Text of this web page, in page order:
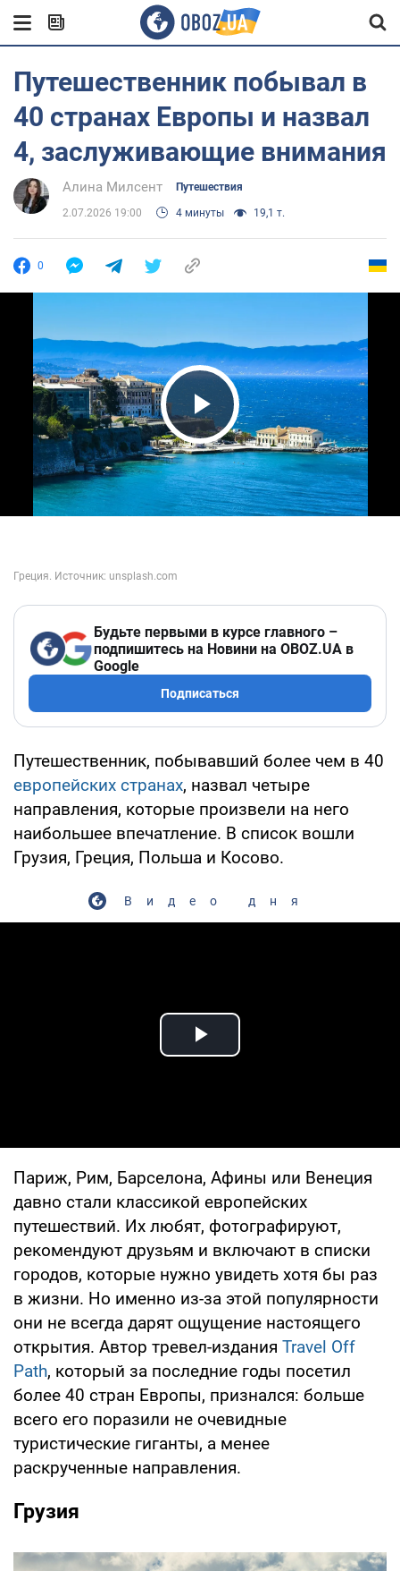
Путешественник побывал в
40 странах Европы и назвал
4, заслуживающие внимания
Алина Милсент Путешествия
2.07.2026 19:00 4 минуты 19,1 т.
0
Play Video
Будьте первыми в курсе главного –
подпишитесь на Новини на OBOZ.UA в
Google
Подписаться
Путешественник, побывавший более чем в 40
европейских странах, назвал четыре
направления, которые произвели на него
наибольшее впечатление. В список вошли
Грузия, Греция, Польша и Косово.
Видео дня
Play Video
Париж, Рим, Барселона, Афины или Венеция
давно стали классикой европейских
путешествий. Их любят, фотографируют,
рекомендуют друзьям и включают в списки
городов, которые нужно увидеть хотя бы раз
в жизни. Но именно из-за этой популярности
они не всегда дарят ощущение настоящего
открытия. Автор тревел-издания Travel Off
Path, который за последние годы посетил
более 40 стран Европы, признался: больше
всего его поразили не очевидные
туристические гиганты, а менее
раскрученные направления.
Грузия